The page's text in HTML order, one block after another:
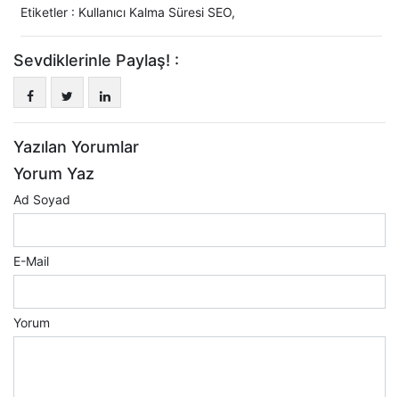
Etiketler : Kullanıcı Kalma Süresi SEO,
Sevdiklerinle Paylaş! :
Yazılan Yorumlar
Yorum Yaz
Ad Soyad
E-Mail
Yorum